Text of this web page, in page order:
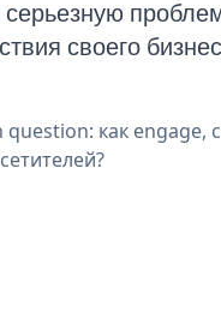
своего
как engage,